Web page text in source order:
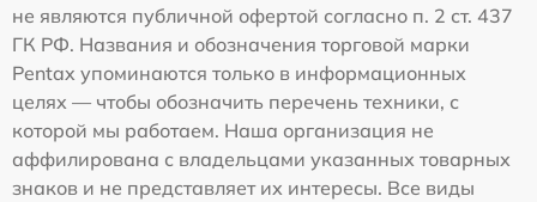
не являются публичной офертой согласно п. 2 ст. 437
ГК РФ. Названия и обозначения торговой марки
Pentax упоминаются только в информационных
целях — чтобы обозначить перечень техники, с
которой мы работаем. Наша организация не
аффилирована с владельцами указанных товарных
знаков и не представляет их интересы. Все виды